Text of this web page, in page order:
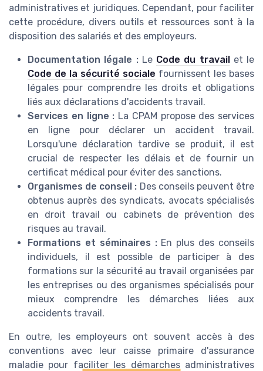
administratives et juridiques. Cependant, pour faciliter
cette procédure, divers outils et ressources sont à la
disposition des salariés et des employeurs.
Documentation légale :Le Code du travailet le
Code de la sécurité sociale fournissent les bases
légales pour comprendre les droits et obligations
liés aux déclarations d'accidents travail.
Services en ligne : La CPAM propose des services
en ligne pour déclarer un accident travail.
Lorsqu'une déclaration tardive se produit, il est
crucial de respecter les délais et de fournir un
certificat médical pour éviter des sanctions.
Organismes de conseil : Des conseils peuvent être
obtenus auprès des syndicats, avocats spécialisés
en droit travail ou cabinets de prévention des
risques au travail.
Formations et séminaires :En plus des conseils
individuels, il est possible de participer à des
formations sur la sécurité au travail organisées par
les entreprises ou des organismes spécialisés pour
mieux comprendre les démarches liées aux
accidents travail.
En outre, les employeurs ont souvent accès à des
conventions avec leur caisse primaire d'assurance
maladie pour faciliter les démarches administratives